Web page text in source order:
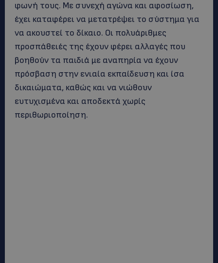
φωνή τους. Με συνεχή αγώνα και αφοσίωση,
έχει καταφέρει να μετατρέψει το σύστημα για
να ακουστεί το δίκαιο. Οι πολυάριθμες
προσπάθειές της έχουν φέρει αλλαγές που
βοηθούν τα παιδιά με αναπηρία να έχουν
πρόσβαση στην ενιαία εκπαίδευση και ίσα
δικαιώματα, καθώς και να νιώθουν
ευτυχισμένα και αποδεκτά χωρίς
περιθωριοποίηση.